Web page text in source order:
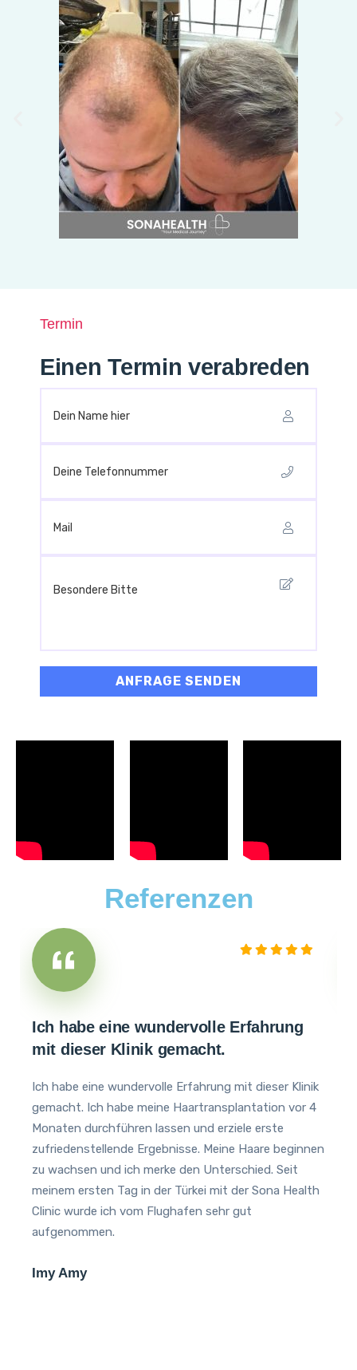
Termin
Einen Termin verabreden
Referenzen
Ich habe eine wundervolle Erfahrung
mit dieser Klinik gemacht.
Ich habe eine wundervolle Erfahrung mit dieser Klinik
gemacht. Ich habe meine Haartransplantation vor 4
Monaten durchführen lassen und erziele erste
zufriedenstellende Ergebnisse. Meine Haare beginnen
zu wachsen und ich merke den Unterschied. Seit
meinem ersten Tag in der Türkei mit der Sona Health
Clinic wurde ich vom Flughafen sehr gut
aufgenommen.
Imy Amy